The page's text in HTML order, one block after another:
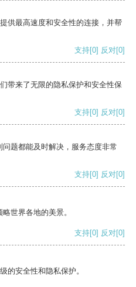
供最高速度和安全性的连接，并帮
支持[0] 反对[0]
带来了无限的隐私保护和安全性保
支持[0] 反对[0]
题都能及时解决，服务态度非常
支持[0] 反对[0]
世界各地的美景。
支持[0] 反对[0]
的安全性和隐私保护。